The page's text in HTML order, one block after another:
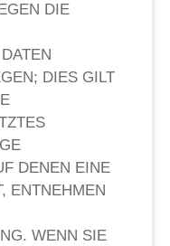
DIE
DIES GILT
DENEN EINE
ENTNEHMEN
WENN SIE